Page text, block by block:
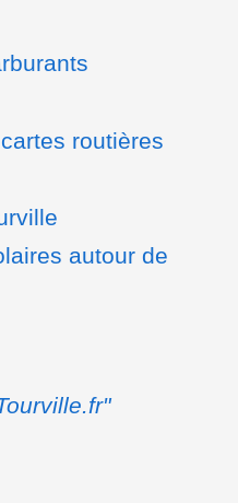
routières
autour de